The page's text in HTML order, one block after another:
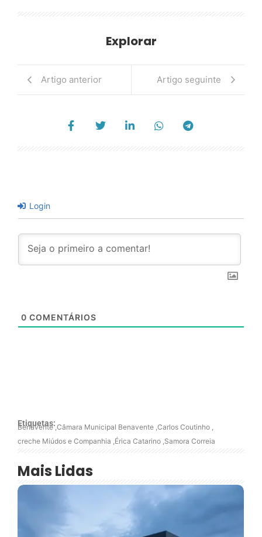
Explorar
Artigo anterior Artigo seguinte
Login
0 COMENTÁRIOS
Etiquetas:
Benavente,Câmara Municipal Benavente ,Carlos Coutinho ,
creche Miúdos e Companhia ,Érica Catarino ,Samora Correia
Mais Lidas